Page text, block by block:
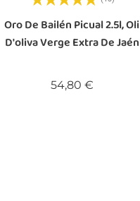
Oro De Bailén Picual 2.5l, Oli
D'oliva Verge Extra De Jaén
54,80 €Preu